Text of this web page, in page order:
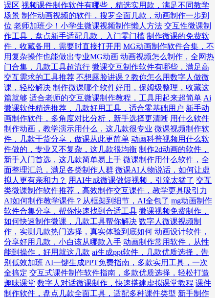
误区 视频课件制作软件有哪些，精选实用款，满足不同教学
场景 制作动画视频的软件，搜罗全面几款，动画制作一步到
位 老师加班少！小学生微课视频制作懒人方法 交互性微课制
作工具，盘点新手适配几款，入门零门槛 制作微课的免费软
件，收藏备用，需要时直接打开用 MG动画制作软件合集，不
用复杂操作也能做出专业MG动画 动画视频怎么制作，全网热
门合集，几款工具超流行 微课交互制作软件有哪些，满足高
交互需求的工具推荐 不想露脸讲课？教你怎么用数字人做微
课，轻松解决 制作微课哪个软件好用，保姆级整理，收藏这
篇就够 适合老师的交互微课制作教程，工具用起来超简单 Ai
微课软件精选推荐，几款好用工具，适合零基础用户 新手动
画制作软件，多角度对比分析，新手选择更清晰 用什么软件
制作动画，教学演示用什么，这几款很专业 微课视频制作软
件，几款干货分享，做课从此更简单 动画科普视频用什么软
件做的，专业又不复杂，这几款很均衡 制作2d动画的软件，
新手入门首选，这几款简单易上手 微课制作用什么软件，全
面整理汇总，满足各类制作人群 微课AI人物说话，如何让虚
拟人更有亲和力？ 用AI生成微课做短视频，引流太猛了 交互
类微课制作软件推荐，高效制作交互课件，教学更具吸引力
AI如何制作教学课件？从框架到细节，AI全包了 mg动画制作
软件合集分享，帮你快速找到合适工具 微课视频免费制作，
如何快速制作微课，几款工具帮你解决 数字人微课视频制
作，实测几款热门选择，真实体验到底如何 动画设计软件，
分享好用几款，小白该从哪款入手 动画制作常用软件，从性
能到操作，好用就这几款 ai生成ppt软件，几款优质选择，告
别低效加班 AI一键生成PPT免费指南，多款实用工具，一次
全搞定 交互式课件制作软件指南，多款优质选择，轻松打造
趣味课堂 数字人对话微课制作，快速搭建虚拟课堂教程 课件
制作软件，盘点几款全面工具，适配多种课件类型 新手制作